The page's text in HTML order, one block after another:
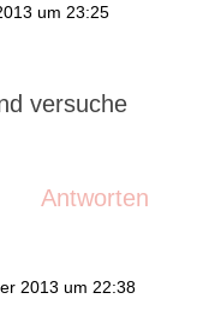
um 23:25
versuche
Antworten
2013 um 22:38